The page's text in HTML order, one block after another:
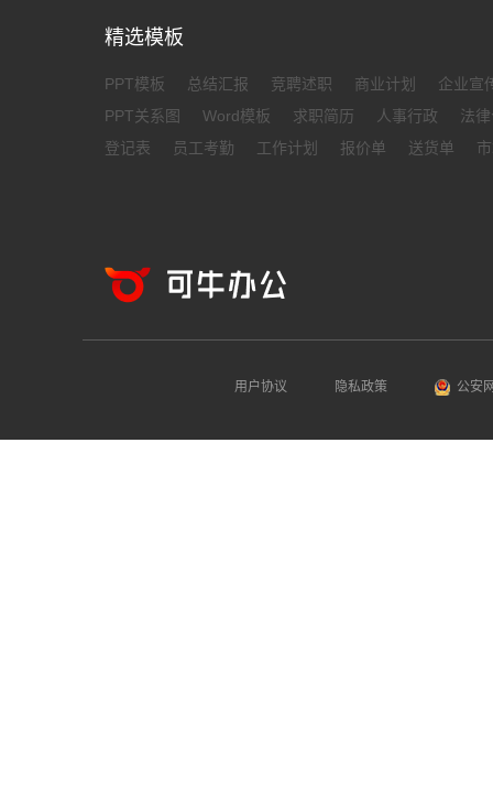
精选模板
PPT模板 总结汇报 竞聘述职 商业计划
企业宣
PPT关系图
Word模板 求职简历 人事行政
法
登记表
员工考勤 工作计划 报价单 送货单
用户协议 隐私政策 公安